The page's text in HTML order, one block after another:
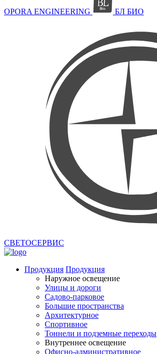
OPORA ENGINEERING БЛ БИО
СВЕТОСЕРВИС
Продукция Продукция
Наружное освещение
Улицы и дороги
Садово-парковое
Большие пространства
Архитектурное
Спортивное
Тоннели и подземные переходы
Внутреннее освещение
Офисно-административное